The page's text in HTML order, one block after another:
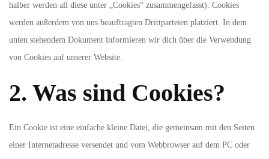
halber werden all diese unter „Cookies“ zusammengefasst). Cookies
werden außerdem von uns beauftragten Drittparteien platziert. In dem
unten stehendem Dokument informieren wir dich über die Verwendung
von Cookies auf unserer Website.
2. Was sind Cookies?
Ein Cookie ist eine einfache kleine Datei, die gemeinsam mit den Seiten
einer Internetadresse versendet und vom Webbrowser auf dem PC oder